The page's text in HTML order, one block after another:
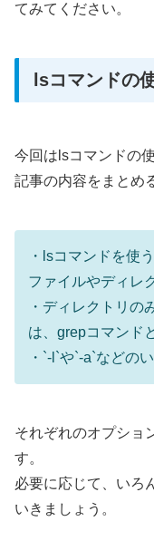
てみてください。
lsコマンドの
今回はlsコマンドの
記事の内容をまとめ
・lsコマンドを使
ファイルやディレ
・ディレクトリの
は、grepコマンド
・`-l`や`-a`などの
それぞれのオプショ
す。
必要に応じて、いろ
いきましょう。